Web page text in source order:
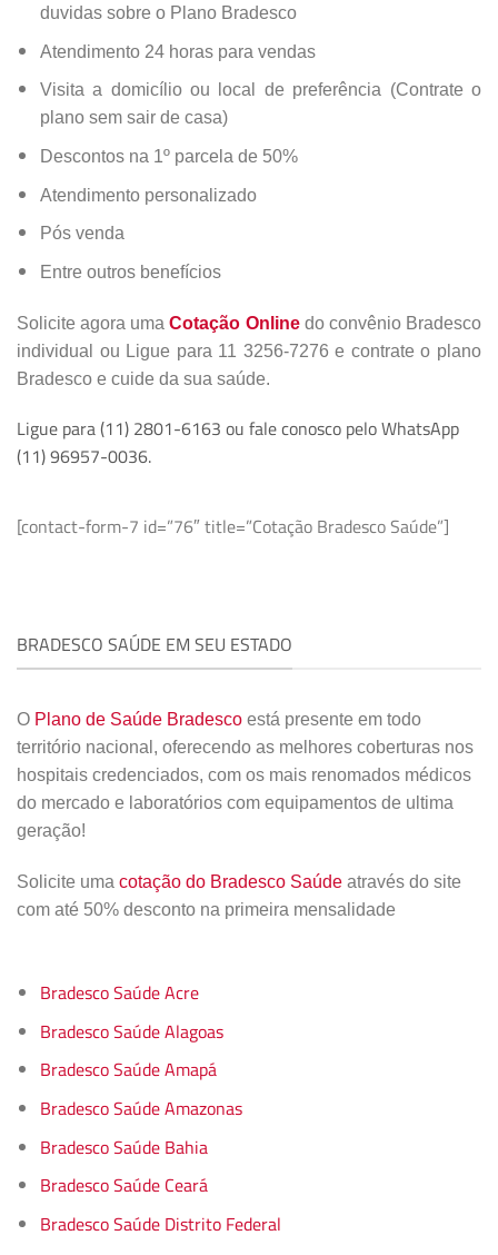
duvidas sobre o Plano Bradesco
Atendimento 24 horas para vendas
Visita a domicílio ou local de preferência (Contrate o
plano sem sair de casa)
Descontos na 1º parcela de 50%
Atendimento personalizado
Pós venda
Entre outros benefícios
Solicite agora umaCotação Onlinedo convênio Bradesco
individual ou Ligue para 11 3256-7276 e contrate o plano
Bradesco e cuide da sua saúde.
Ligue para (11) 2801-6163 ou fale conosco pelo WhatsApp
(11) 96957-0036.
[contact-form-7 id=”76″ title=”Cotação Bradesco Saúde”]
BRADESCO SAÚDE EM SEU ESTADO
O Plano de Saúde Bradesco está presente em todo
território nacional, oferecendo as melhores coberturas nos
hospitais credenciados, com os mais renomados médicos
do mercado e laboratórios com equipamentos de ultima
geração!
Solicite uma cotação do Bradesco Saúde através do site
com até 50% desconto na primeira mensalidade
Bradesco Saúde Acre
Bradesco Saúde Alagoas
Bradesco Saúde Amapá
Bradesco Saúde Amazonas
Bradesco Saúde Bahia
Bradesco Saúde Ceará
Bradesco Saúde Distrito Federal